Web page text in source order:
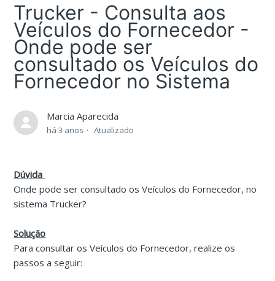
Trucker - Consulta aos
Veículos do Fornecedor -
Onde pode ser
consultado os Veículos do
Fornecedor no Sistema
Marcia Aparecida
há 3 anos Atualizado
Dúvida
Onde pode ser consultado os Veículos do Fornecedor, no
sistema Trucker?
Solução
Para consultar os Veículos do Fornecedor, realize os
passos a seguir: